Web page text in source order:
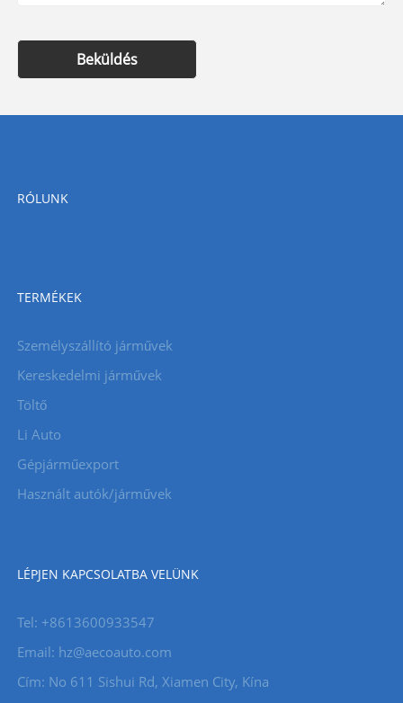
Beküldés
RÓLUNK
TERMÉKEK
Személyszállító járművek
Kereskedelmi járművek
Töltő
Li Auto
Gépjárműexport
Használt autók/járművek
LÉPJEN KAPCSOLATBA VELÜNK
Tel: +8613600933547
Email: hz@aecoauto.com
Cím: No 611 Sishui Rd, Xiamen City, Kína